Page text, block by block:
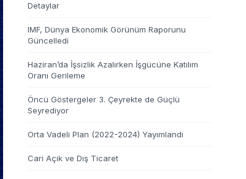
Detaylar
IMF, Dünya Ekonomik Görünüm Raporunu
Güncelledi
Haziran’da İşsizlik Azalırken İşgücüne Katılım
Oranı Gerileme
Öncü Göstergeler 3. Çeyrekte de Güçlü
Seyrediyor
Orta Vadeli Plan (2022-2024) Yayımlandı
Cari Açık ve Dış Ticaret